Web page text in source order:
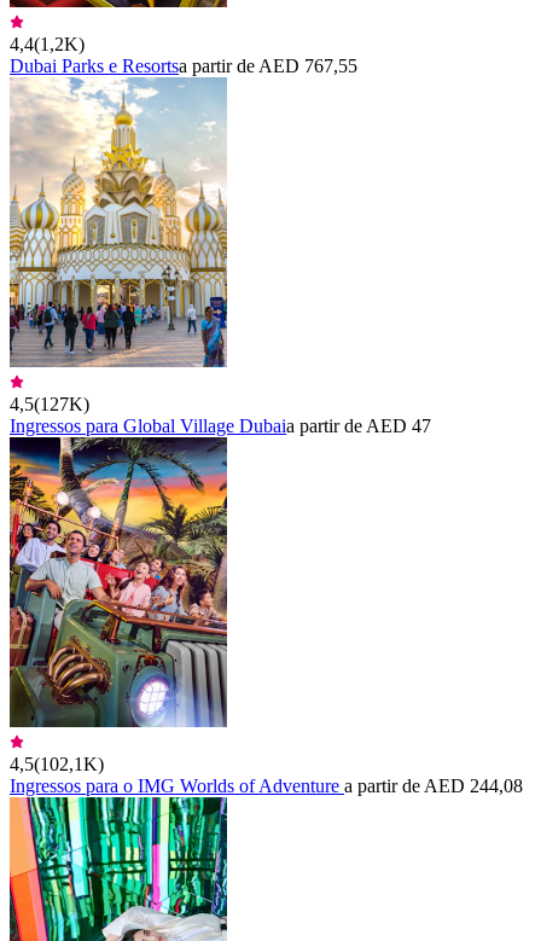
4,4(1,2K)
Dubai Parks e Resortsa partir de AED 767,55
4,5(127K)
Ingressos para Global Village Dubaia partir de AED 47
4,5(102,1K)
Ingressos para o IMG Worlds of Adventure a partir de AED 244,08